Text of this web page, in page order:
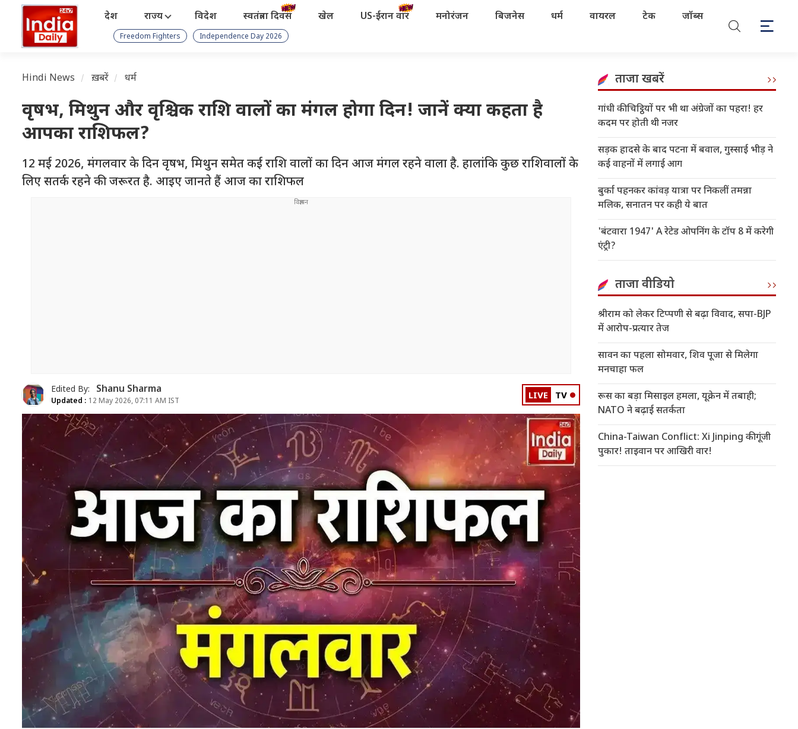
देश राज्य विदेश स्वतंत्रता दिवस खेल US-ईरान वॉर मनोरंजन बिजनेस धर्म वायरल टेक जॉब्स
Freedom Fighters Independence Day 2026
Hindi News ख़बरें धर्म
वृषभ, मिथुन और वृश्चिक राशि वालों का मंगल होगा दिन! जानें क्या कहता है
आपका राशिफल?
12 मई 2026, मंगलवार के दिन वृषभ, मिथुन समेत कई राशि वालों का दिन आज मंगल रहने वाला है. हालांकि कुछ राशिवालों के
लिए सतर्क रहने की जरूरत है. आइए जानते हैं आज का राशिफल
Edited By: Shanu Sharma
Updated : 12 May 2026, 07:11 AM IST LIVE TV
ताजा खबरें
गांधी की चिट्ठियों पर भी था अंग्रेजों का पहरा! हर
कदम पर होती थी नजर
सड़क हादसे के बाद पटना में बवाल, गुस्साई भीड़ ने
कई वाहनों में लगाई आग
बुर्का पहनकर कांवड़ यात्रा पर निकलीं तमन्ना
मलिक, सनातन पर कही ये बात
'बंटवारा 1947' A रेटेड ओपनिंग के टॉप 8 में करेगी
एंट्री?
ताजा वीडियो
श्रीराम को लेकर टिप्पणी से बढ़ा विवाद, सपा-BJP
में आरोप-प्रत्यार तेज
सावन का पहला सोमवार, शिव पूजा से मिलेगा
मनचाहा फल
रूस का बड़ा मिसाइल हमला, यूक्रेन में तबाही;
NATO ने बढ़ाई सतर्कता
China-Taiwan Conflict: Xi Jinping की गूंजी
पुकार! ताइवान पर आखिरी वार!